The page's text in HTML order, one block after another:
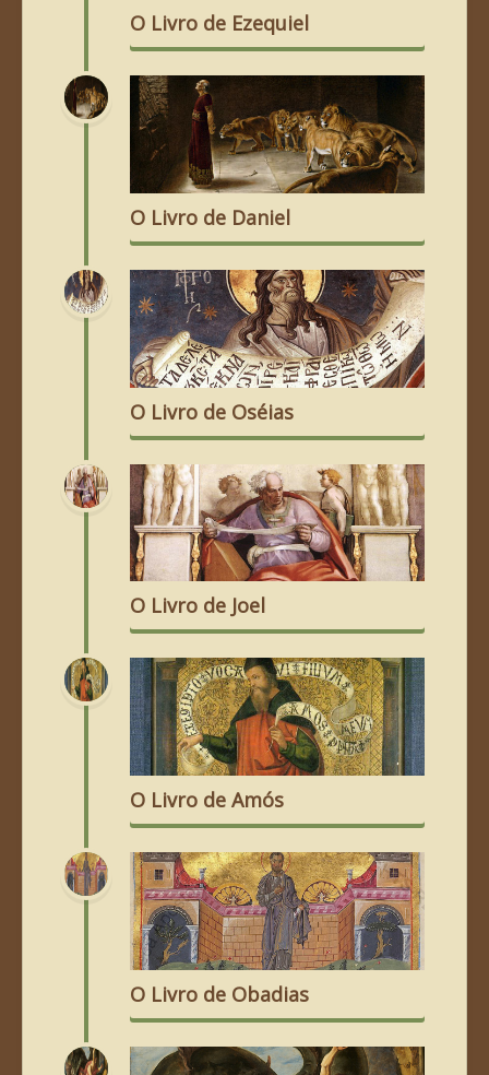
O Livro de Ezequiel
O Livro de Daniel
O Livro de Oséias
O Livro de Joel
O Livro de Amós
O Livro de Obadias